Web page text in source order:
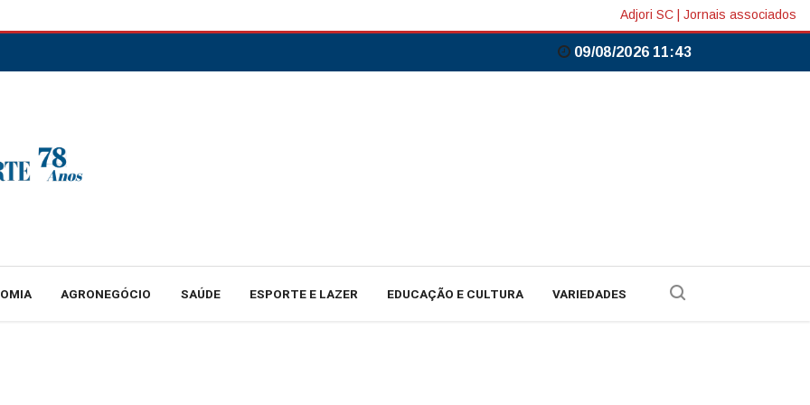
Adjori SC Jornais associados
09/08/2026 11:43
AGRONEGÓCIO SAÚDE ESPORTE E LAZER EDUCAÇÃO E CULTURA VARIEDADES